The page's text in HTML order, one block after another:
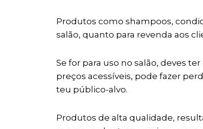
Produtos como shampoos,
salão, quanto para revenda aos
Se for para uso no salão, deves
preços acessíveis, pode fazer
teu público-alvo.
Produtos de alta qualidade,